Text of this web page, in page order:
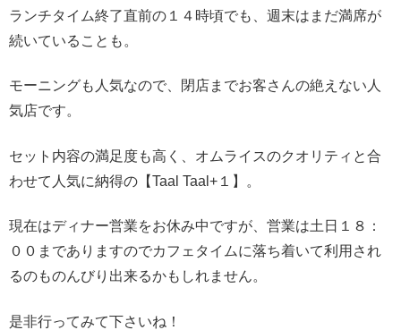
ランチタイム終了直前の１４時頃でも、週末はまだ満席が
続いていることも。
モーニングも人気なので、閉店までお客さんの絶えない人
気店です。
セット内容の満足度も高く、オムライスのクオリティと合
わせて人気に納得の【Taal Taal+１】。
現在はディナー営業をお休み中ですが、営業は土日１８：
００までありますのでカフェタイムに落ち着いて利用され
るのものんびり出来るかもしれません。
是非行ってみて下さいね！